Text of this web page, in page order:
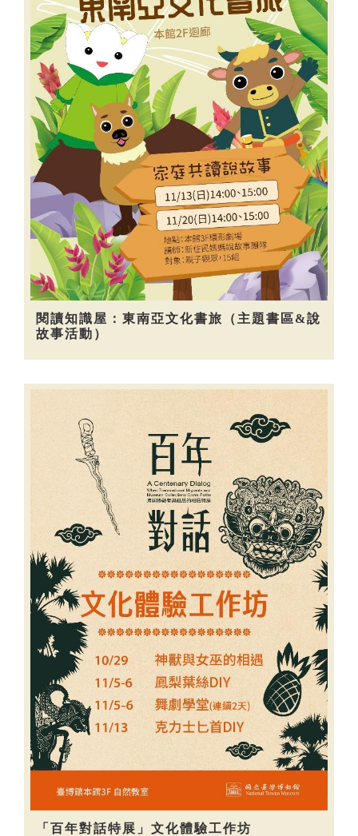
閱讀知識屋：東南亞文化書旅（主題書區&說
故事活動）
「百年對話特展」文化體驗工作坊